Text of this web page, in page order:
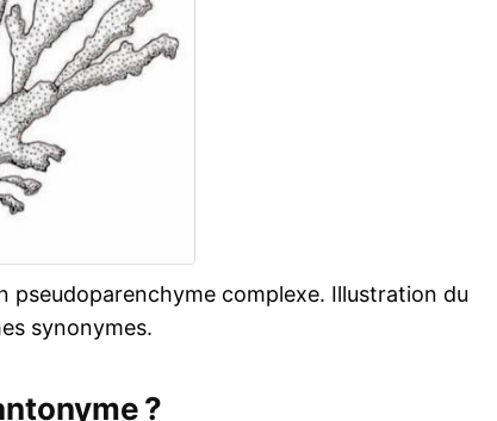
pseudoparenchyme complexe. Illustration du
synonymes.
?